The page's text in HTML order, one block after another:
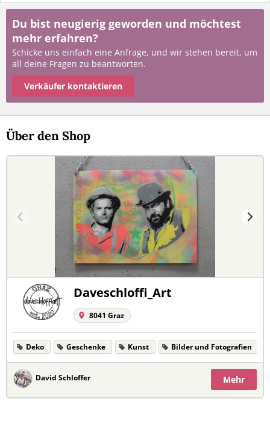
Du bist neugierig geworden und möchtest
mehr erfahren?
Schicke uns einfach eine Anfrage, und wir stehen bereit, um
all deine Fragen zu beantworten.
Verkäufer kontaktieren
Über den Shop
Daveschloffi_Art
8041 Graz
Deko Geschenke Kunst Bilder und Fotografien
David Schloffer Mehr